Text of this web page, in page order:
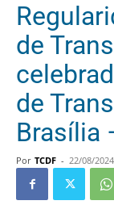
de
de
Brasília
Por TCDF - 22/08/2024